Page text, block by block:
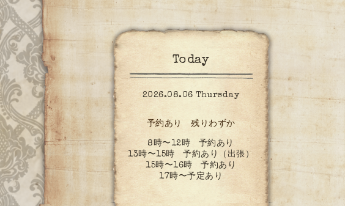
Today
2026.08.06 Thursday
予約あり 残りわずか
8時〜12時 予約あり
13時〜15時 予約あり（出張）
15時〜16時 予約あり
17時〜予定あり